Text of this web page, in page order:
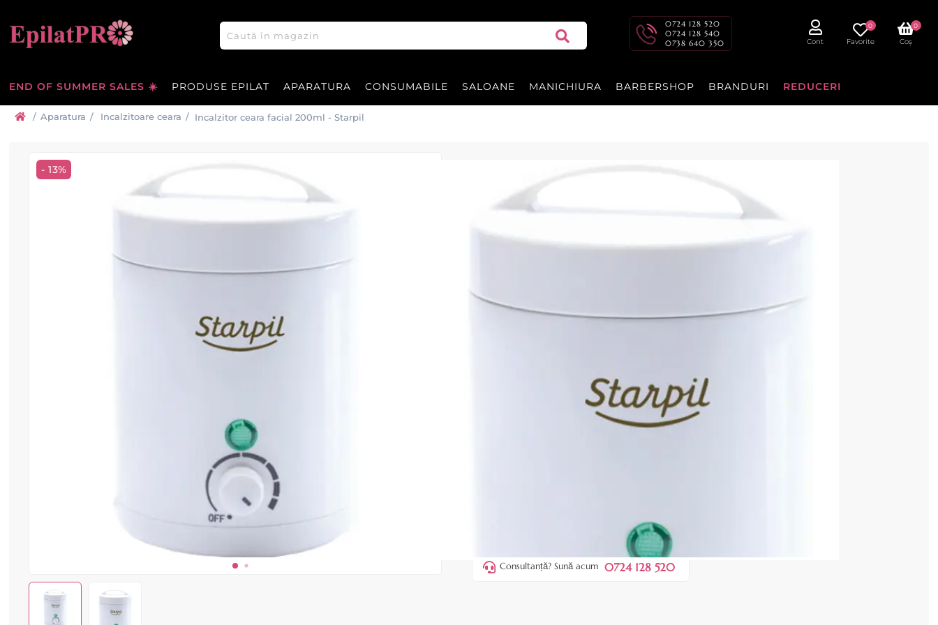
0724 128 520
0724 128 540
0738 640 350
Cont Favorite
0
Coș
0
END OF SUMMER SALES ☀️ PRODUSE EPILAT APARATURA CONSUMABILE SALOANE MANICHIURA BARBERSHOP BRANDURI REDUCERI
/ Aparatura / Incalzitoare ceara / Incalzitor ceara facial 200ml - Starpil
- 13%
Incalzitor ceara facial 200ml - Starpil
220V , 50Hz , 40W .
30 recenzii
139,00 lei
💰 puncte în valoare de de
Consultanță? Sună acum 0724 128 520